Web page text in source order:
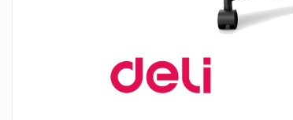
Nisip kinetic si modelabil